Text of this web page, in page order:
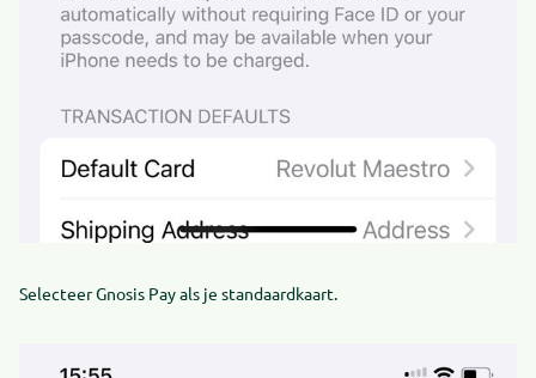
Selecteer Gnosis Pay als je standaardkaart.